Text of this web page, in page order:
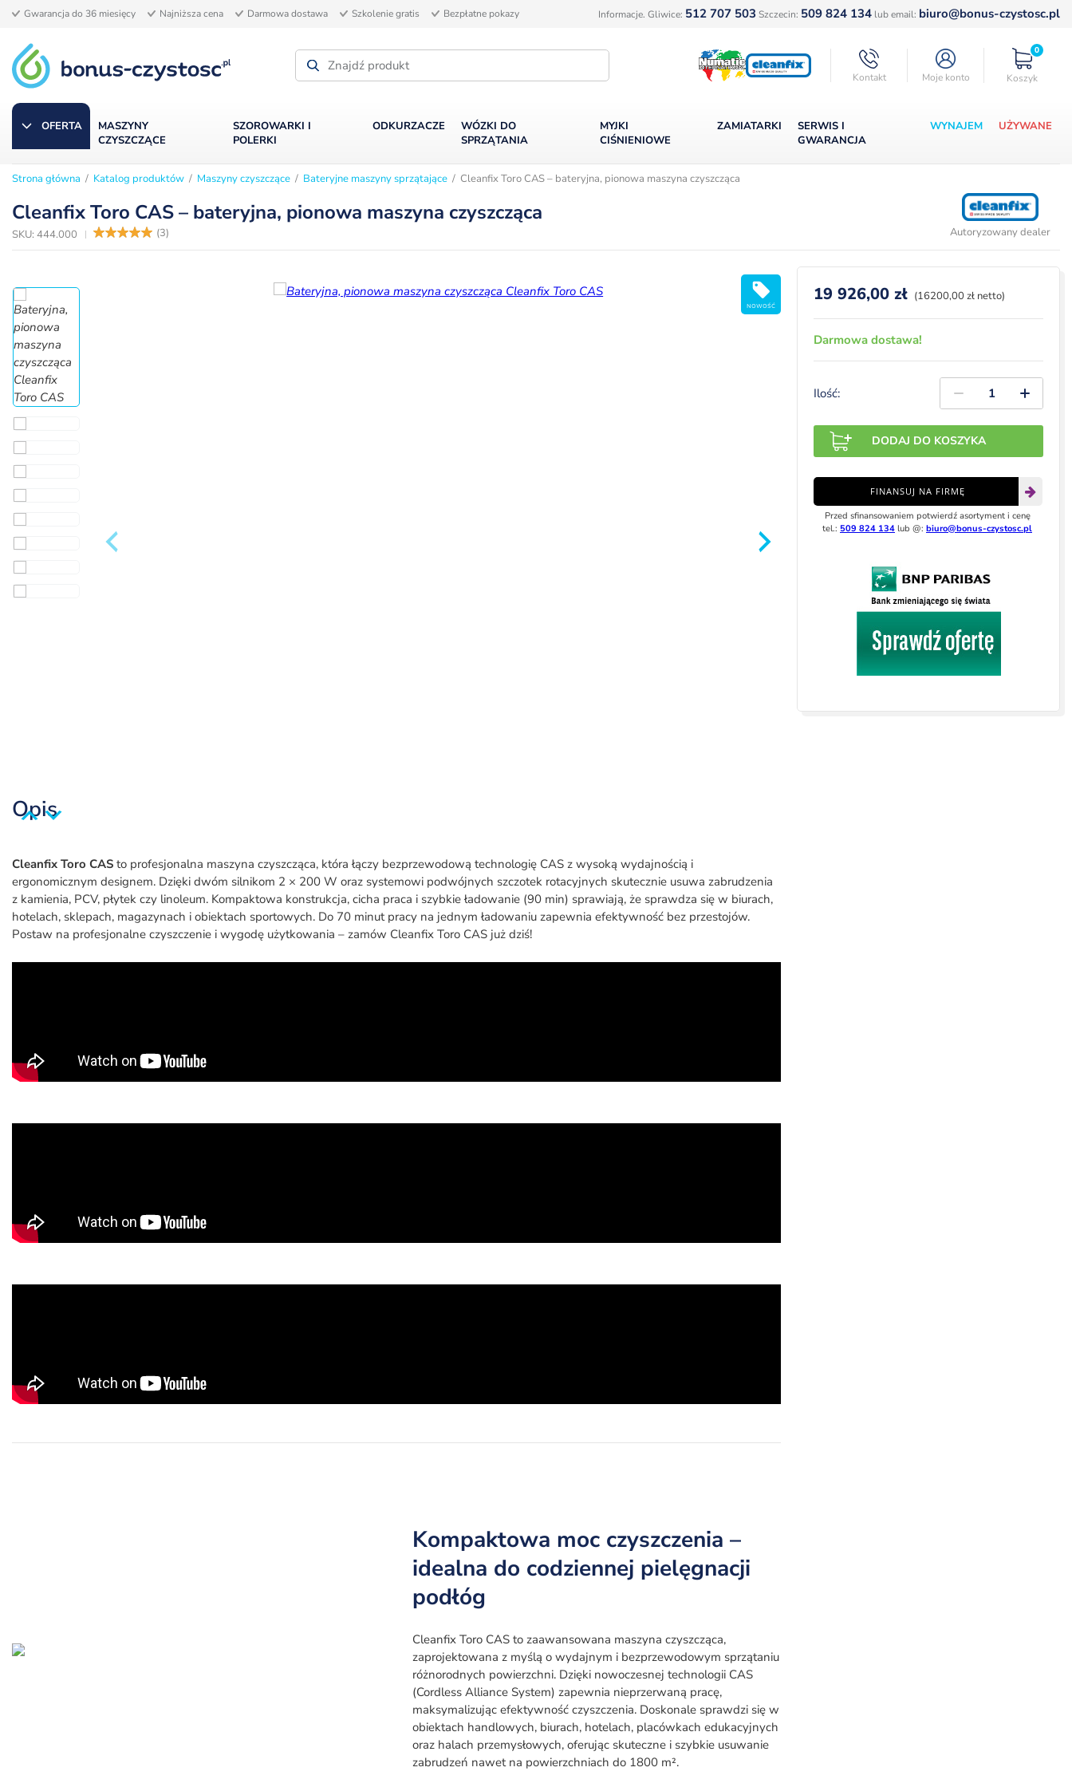
Gwarancja do 36 miesięcy Najniższa cena Darmowa dostawa Szkolenie gratis Bezpłatne pokazy Informacje. Gliwice: 512 707 503 Szczecin: 509 824 134 lub email: biuro@bonus-czystosc.pl
Kontakt Moje konto Koszyk
0
OFERTA
MASZYNY
CZYSZCZĄCE
SZOROWARKI I
POLERKI
ODKURZACZE
WÓZKI DO
SPRZĄTANIA
MYJKI
CIŚNIENIOWE
ZAMIATARKI
SERWIS I
GWARANCJA
WYNAJEM UŻYWANE
Strona główna / Katalog produktów / Maszyny czyszczące / Bateryjne maszyny sprzątające / Cleanfix Toro CAS – bateryjna, pionowa maszyna czyszcząca
Cleanfix Toro CAS – bateryjna, pionowa maszyna czyszcząca
SKU: 444.000 (3) Autoryzowany dealer
NOWOŚĆ
19 926,00 zł (16200,00 zł netto)
Darmowa dostawa!
Ilość:
DODAJ DO KOSZYKA
FINANSUJ NA FIRMĘ
Przed sfinansowaniem potwierdź asortyment i cenę
tel.: 509 824 134 lub @: biuro@bonus-czystosc.pl
Opis
Cleanfix Toro CAS to profesjonalna maszyna czyszcząca, która łączy bezprzewodową technologię CAS z wysoką wydajnością i
ergonomicznym designem. Dzięki dwóm silnikom 2 × 200 W oraz systemowi podwójnych szczotek rotacyjnych skutecznie usuwa zabrudzenia
z kamienia, PCV, płytek czy linoleum. Kompaktowa konstrukcja, cicha praca i szybkie ładowanie (90 min) sprawiają, że sprawdza się w biurach,
hotelach, sklepach, magazynach i obiektach sportowych. Do 70 minut pracy na jednym ładowaniu zapewnia efektywność bez przestojów.
Postaw na profesjonalne czyszczenie i wygodę użytkowania – zamów Cleanfix Toro CAS już dziś!
Kompaktowa moc czyszczenia –
idealna do codziennej pielęgnacji
podłóg
Cleanfix Toro CAS to zaawansowana maszyna czyszcząca,
zaprojektowana z myślą o wydajnym i bezprzewodowym sprzątaniu
różnorodnych powierzchni. Dzięki nowoczesnej technologii CAS
(Cordless Alliance System) zapewnia nieprzerwaną pracę,
maksymalizując efektywność czyszczenia. Doskonale sprawdzi się w
obiektach handlowych, biurach, hotelach, placówkach edukacyjnych
oraz halach przemysłowych, oferując skuteczne i szybkie usuwanie
zabrudzeń nawet na powierzchniach do 1800 m².